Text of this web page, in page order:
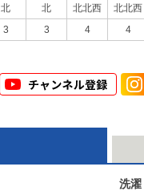
北 北 北北西 北北西
3 3 4 4
洗濯